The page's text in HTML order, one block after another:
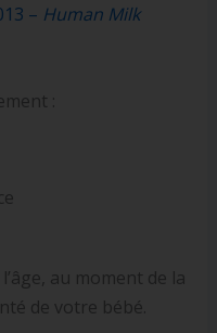
– Human Milk
:
l’âge, au moment de la
de votre bébé.